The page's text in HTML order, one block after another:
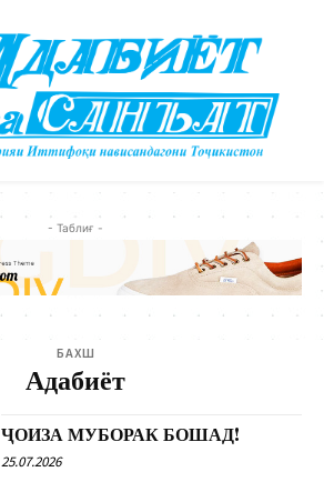
- Таблиғ -
БАХШ
Адабиёт
ҶОИЗА МУБОРАК БОШАД!
25.07.2026